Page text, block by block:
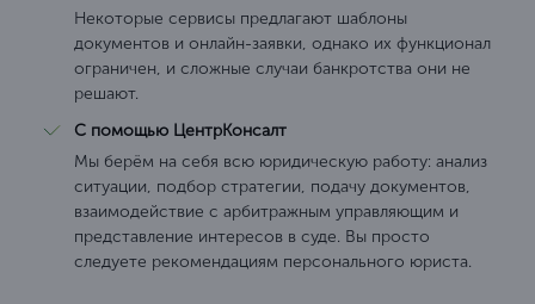
Некоторые сервисы предлагают шаблоны
документов и онлайн-заявки, однако их функционал
ограничен, и сложные случаи банкротства они не
решают.
С помощью ЦентрКонсалт
Мы берём на себя всю юридическую работу: анализ
ситуации, подбор стратегии, подачу документов,
взаимодействие с арбитражным управляющим и
представление интересов в суде. Вы просто
следуете рекомендациям персонального юриста.